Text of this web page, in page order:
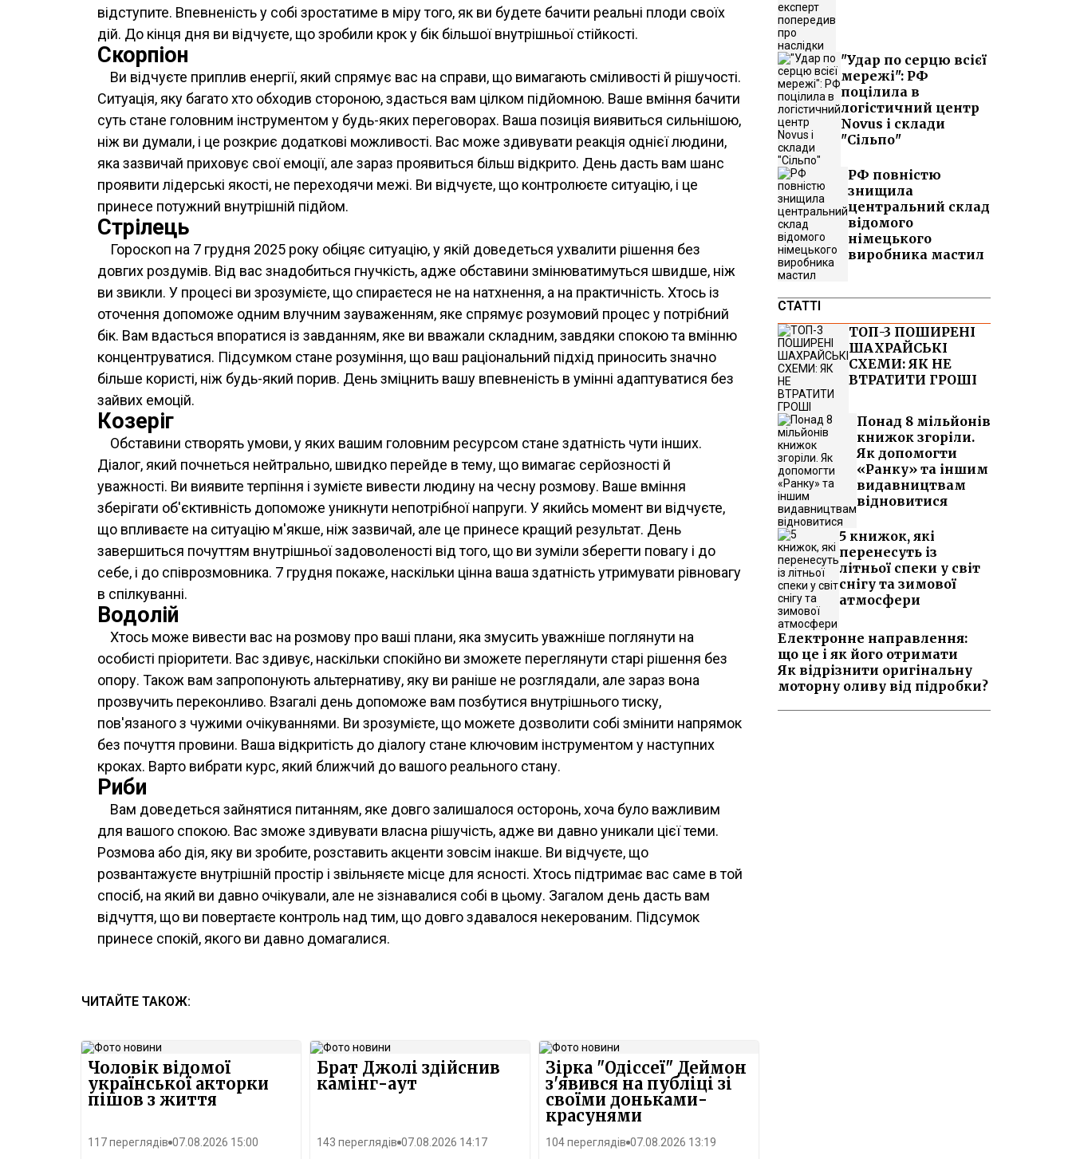
відступите. Впевненість у собі зростатиме в міру того, як ви будете бачити реальні плоди своїх
дій. До кінця дня ви відчуєте, що зробили крок у бік більшої внутрішньої стійкості.
Скорпіон
Ви відчуєте приплив енергії, який спрямує вас на справи, що вимагають сміливості й рішучості.
Ситуація, яку багато хто обходив стороною, здасться вам цілком підйомною. Ваше вміння бачити
суть стане головним інструментом у будь-яких переговорах. Ваша позиція виявиться сильнішою,
ніж ви думали, і це розкриє додаткові можливості. Вас може здивувати реакція однієї людини,
яка зазвичай приховує свої емоції, але зараз проявиться більш відкрито. День дасть вам шанс
проявити лідерські якості, не переходячи межі. Ви відчуєте, що контролюєте ситуацію, і це
принесе потужний внутрішній підйом.
Стрілець
Гороскоп на 7 грудня 2025 року обіцяє ситуацію, у якій доведеться ухвалити рішення без
довгих роздумів. Від вас знадобиться гнучкість, адже обставини змінюватимуться швидше, ніж
ви звикли. У процесі ви зрозумієте, що спираєтеся не на натхнення, а на практичність. Хтось із
оточення допоможе одним влучним зауваженням, яке спрямує розумовий процес у потрібний
бік. Вам вдасться впоратися із завданням, яке ви вважали складним, завдяки спокою та вмінню
концентруватися. Підсумком стане розуміння, що ваш раціональний підхід приносить значно
більше користі, ніж будь-який порив. День зміцнить вашу впевненість в умінні адаптуватися без
зайвих емоцій.
Козеріг
Обставини створять умови, у яких вашим головним ресурсом стане здатність чути інших.
Діалог, який почнеться нейтрально, швидко перейде в тему, що вимагає серйозності й
уважності. Ви виявите терпіння і зумієте вивести людину на чесну розмову. Ваше вміння
зберігати об'єктивність допоможе уникнути непотрібної напруги. У якийсь момент ви відчуєте,
що впливаєте на ситуацію м'якше, ніж зазвичай, але це принесе кращий результат. День
завершиться почуттям внутрішньої задоволеності від того, що ви зуміли зберегти повагу і до
себе, і до співрозмовника. 7 грудня покаже, наскільки цінна ваша здатність утримувати рівновагу
в спілкуванні.
Водолій
Хтось може вивести вас на розмову про ваші плани, яка змусить уважніше поглянути на
особисті пріоритети. Вас здивує, наскільки спокійно ви зможете переглянути старі рішення без
опору. Також вам запропонують альтернативу, яку ви раніше не розглядали, але зараз вона
прозвучить переконливо. Взагалі день допоможе вам позбутися внутрішнього тиску,
пов'язаного з чужими очікуваннями. Ви зрозумієте, що можете дозволити собі змінити напрямок
без почуття провини. Ваша відкритість до діалогу стане ключовим інструментом у наступних
кроках. Варто вибрати курс, який ближчий до вашого реального стану.
Риби
Вам доведеться зайнятися питанням, яке довго залишалося осторонь, хоча було важливим
для вашого спокою. Вас зможе здивувати власна рішучість, адже ви давно уникали цієї теми.
Розмова або дія, яку ви зробите, розставить акценти зовсім інакше. Ви відчуєте, що
розвантажуєте внутрішній простір і звільняєте місце для ясності. Хтось підтримає вас саме в той
спосіб, на який ви давно очікували, але не зізнавалися собі в цьому. Загалом день дасть вам
відчуття, що ви повертаєте контроль над тим, що довго здавалося некерованим. Підсумок
принесе спокій, якого ви давно домагалися.
"Удар по серцю всієї
мережі": РФ
поцілила в
логістичний центр
Novus і склади
"Сільпо"
РФ повністю
знищила
центральний склад
відомого
німецького
виробника мастил
СТАТТІ
ТОП-3 ПОШИРЕНІ
ШАХРАЙСЬКІ
СХЕМИ: ЯК НЕ
ВТРАТИТИ ГРОШІ
Понад 8 мільйонів
книжок згоріли.
Як допомогти
«Ранку» та іншим
видавництвам
відновитися
5 книжок, які
перенесуть із
літньої спеки у світ
снігу та зимової
атмосфери
Електронне направлення:
що це і як його отримати
Як відрізнити оригінальну
моторну оливу від підробки?
ЧИТАЙТЕ ТАКОЖ:
Чоловік відомої
української акторки
пішов з життя
117 переглядів 07.08.2026 15:00
Брат Джолі здійснив
камінг-аут
143 переглядів 07.08.2026 14:17
Зірка "Одіссеї" Деймон
з'явився на публіці зі
своїми доньками-
красунями
104 переглядів 07.08.2026 13:19